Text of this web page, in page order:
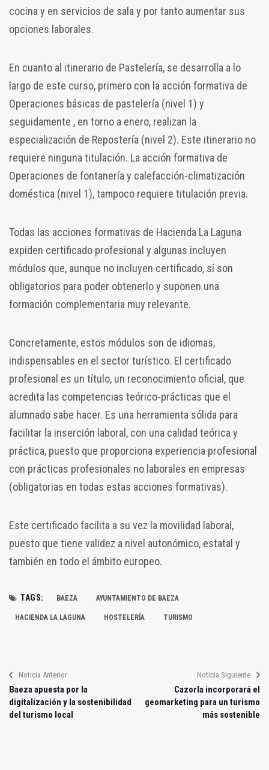
cocina y en servicios de sala y por tanto aumentar sus
opciones laborales.
En cuanto al itinerario de Pastelería, se desarrolla a lo
largo de este curso, primero con la acción formativa de
Operaciones básicas de pastelería (nivel 1) y
seguidamente , en torno a enero, realizan la
especialización de Repostería (nivel 2). Este itinerario no
requiere ninguna titulación. La acción formativa de
Operaciones de fontanería y calefacción-climatización
doméstica (nivel 1), tampoco requiere titulación previa.
Todas las acciones formativas de Hacienda La Laguna
expiden certificado profesional y algunas incluyen
módulos que, aunque no incluyen certificado, sí son
obligatorios para poder obtenerlo y suponen una
formación complementaria muy relevante.
Concretamente, estos módulos son de idiomas,
indispensables en el sector turístico. El certificado
profesional es un título, un reconocimiento oficial, que
acredita las competencias teórico-prácticas que el
alumnado sabe hacer. Es una herramienta sólida para
facilitar la inserción laboral, con una calidad teórica y
práctica, puesto que proporciona experiencia profesional
con prácticas profesionales no laborales en empresas
(obligatorias en todas estas acciones formativas).
Este certificado facilita a su vez la movilidad laboral,
puesto que tiene validez a nivel autonómico, estatal y
también en todo el ámbito europeo.
TAGS: BAEZA AYUNTAMIENTO DE BAEZA
HACIENDA LA LAGUNA HOSTELERÍA TURISMO
Noticia Anterior
Baeza apuesta por la
digitalización y la sostenibilidad
del turismo local
Noticia Siguiente
Cazorla incorporará el
geomarketing para un turismo
más sostenible